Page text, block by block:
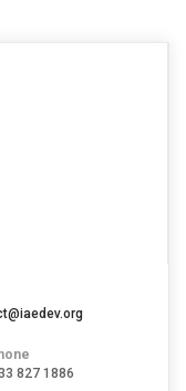
827 1886